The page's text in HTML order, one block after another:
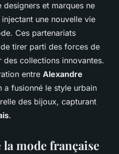
designers et marques ne
une nouvelle vie
Ces partenariats
tirer parti des forces de
collections innovantes.
entre Alexandre
a fusionné le style urbain
des bijoux, capturant
.
mode française